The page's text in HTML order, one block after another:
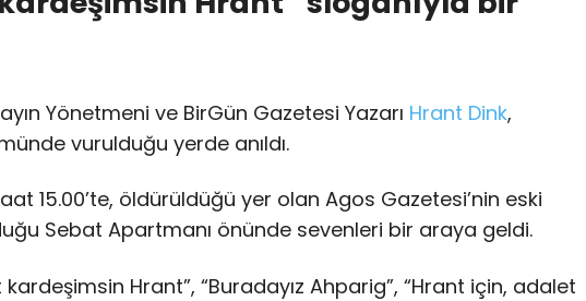
Yönetmeni ve BirGün Gazetesi Yazarı Hrant Dink,
vurulduğu yerde anıldı.
15.00’te, öldürüldüğü yer olan Agos Gazetesi’nin eski
Sebat Apartmanı önünde sevenleri bir araya geldi.
Hrant”, “Buradayız Ahparig”, “Hrant için, adalet